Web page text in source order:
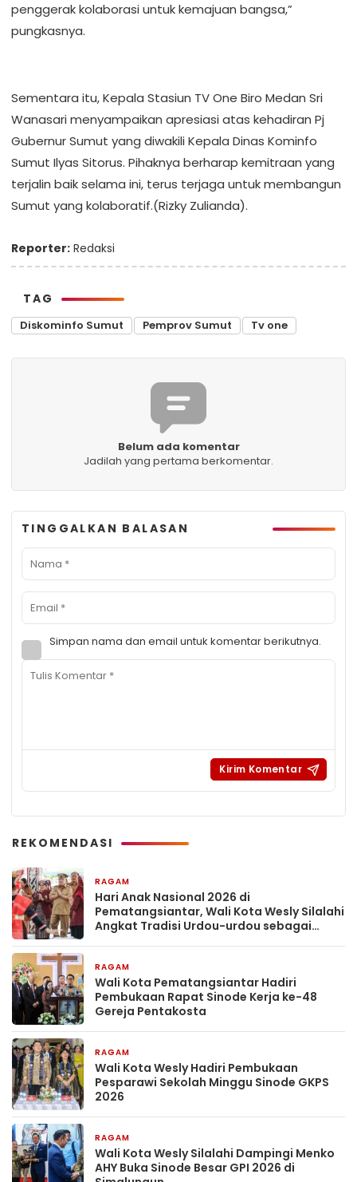
penggerak kolaborasi untuk kemajuan bangsa,”
pungkasnya.
Sementara itu, Kepala Stasiun TV One Biro Medan Sri
Wanasari menyampaikan apresiasi atas kehadiran Pj
Gubernur Sumut yang diwakili Kepala Dinas Kominfo
Sumut Ilyas Sitorus. Pihaknya berharap kemitraan yang
terjalin baik selama ini, terus terjaga untuk membangun
Sumut yang kolaboratif.(Rizky Zulianda).
Reporter: Redaksi
TAG
Diskominfo Sumut Pemprov Sumut Tv one
Belum ada komentar
Jadilah yang pertama berkomentar.
TINGGALKAN BALASAN
Simpan nama dan email untuk komentar berikutnya.
REKOMENDASI
RAGAM
Hari Anak Nasional 2026 di
Pematangsiantar, Wali Kota Wesly Silalahi
Angkat Tradisi Urdou-urdou sebagai
RAGAM
Wali Kota Pematangsiantar Hadiri
Pembukaan Rapat Sinode Kerja ke-48
Gereja Pentakosta
RAGAM
Wali Kota Wesly Hadiri Pembukaan
Pesparawi Sekolah Minggu Sinode GKPS
2026
RAGAM
Wali Kota Wesly Silalahi Dampingi Menko
AHY Buka Sinode Besar GPI 2026 di